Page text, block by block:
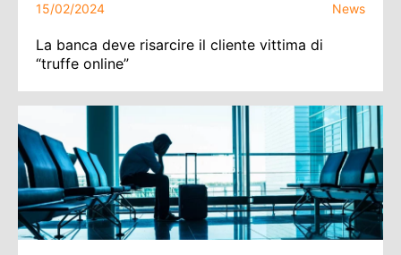
15/02/2024 News
La banca deve risarcire il cliente vittima di
“truffe online”